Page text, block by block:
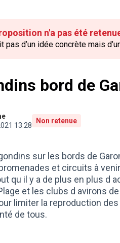
n'a pas été
pas d’un idée concrète mais
bord de
13:28
Non retenue
sur les bords de
et circuits à
qu il y a de plus en plus d
et les clubs d avirons
limiter la reproduction
de tous.